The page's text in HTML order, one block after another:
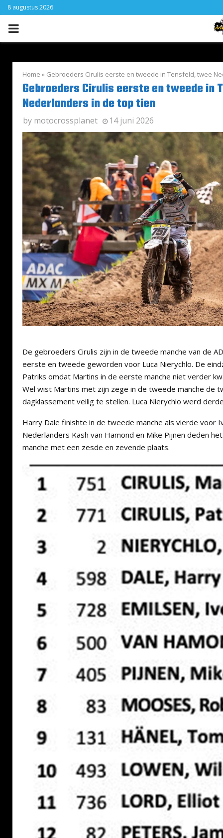
8 augustus 2026
PRIMARY
Home » Gebroeders Cirulis eerste en tweede in Tensfeld, twee
Gebroeders Cirulis eerste en tweede in
Nederlanders in de top tien
by motocrossplanet 14 juni 2026
De gebroeders Cirulis zijn in de tweede manche van de
eerste en tweede geworden voor Luca Nierychlo. De
Patriks omdat Martins in de eerste manche niet verder
Wel wist Martins met zijn zege in de tweede manche de
dagklassement veilig te stellen. Luca Nierychlo werd
Harry Dale finishte in de tweede manche als vierde voor
Nederlanders Kash van Hamond en Mike Pijnen deden
manche met een zesde en zevende plaats.